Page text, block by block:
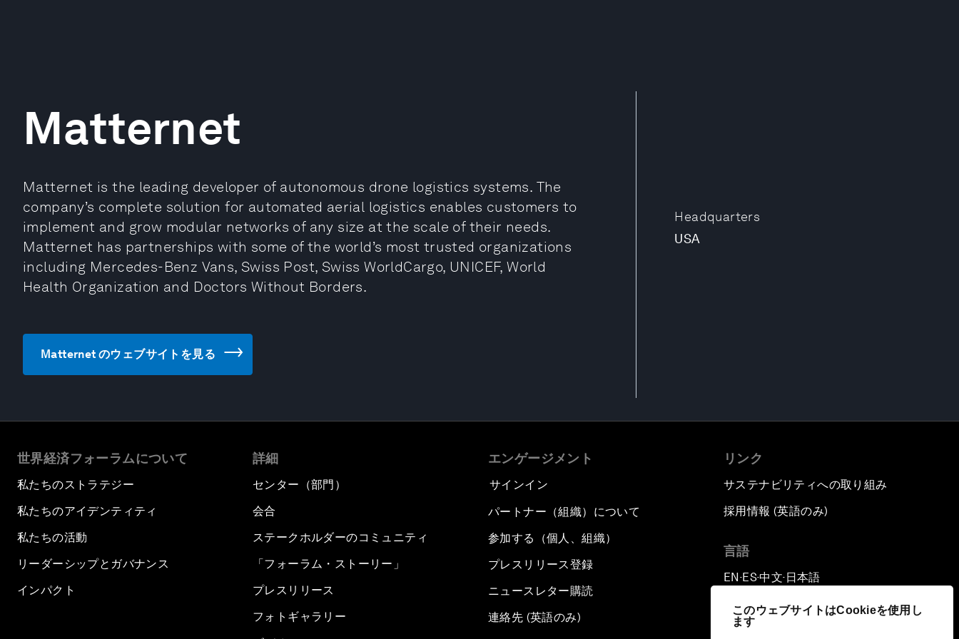
このウェブサイトはCookieを使用し
ます
Headquarters
USA
Matternet
Matternet is the leading developer of autonomous drone logistics systems. The
company’s complete solution for automated aerial logistics enables customers to
implement and grow modular networks of any size at the scale of their needs.
Matternet has partnerships with some of the world’s most trusted organizations
including Mercedes-Benz Vans, Swiss Post, Swiss WorldCargo, UNICEF, World
Health Organization and Doctors Without Borders.
Matternet のウェブサイトを見る
世界経済フォーラムについて
私たちのストラテジー
私たちのアイデンティティ
私たちの活動
リーダーシップとガバナンス
インパクト
詳細
センター（部門）
会合
ステークホルダーのコミュニティ
「フォーラム・ストーリー」
プレスリリース
フォトギャラリー
エンゲージメント
サインイン
パートナー（組織）について
参加する（個人、組織）
プレスリリース登録
ニュースレター購読
連絡先 (英語のみ)
リンク
サステナビリティへの取り組み
採用情報 (英語のみ)
言語
EN ▪ES▪中文▪ 日本語